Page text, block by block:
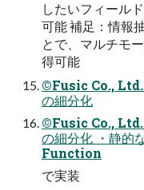
したいフィール
可能 補足：情報
とで、マルチモ
得可能
©Fusic Co., Ltd.
の細分化
©Fusic Co., Ltd.
の細分化 ・静的
Function
で実装